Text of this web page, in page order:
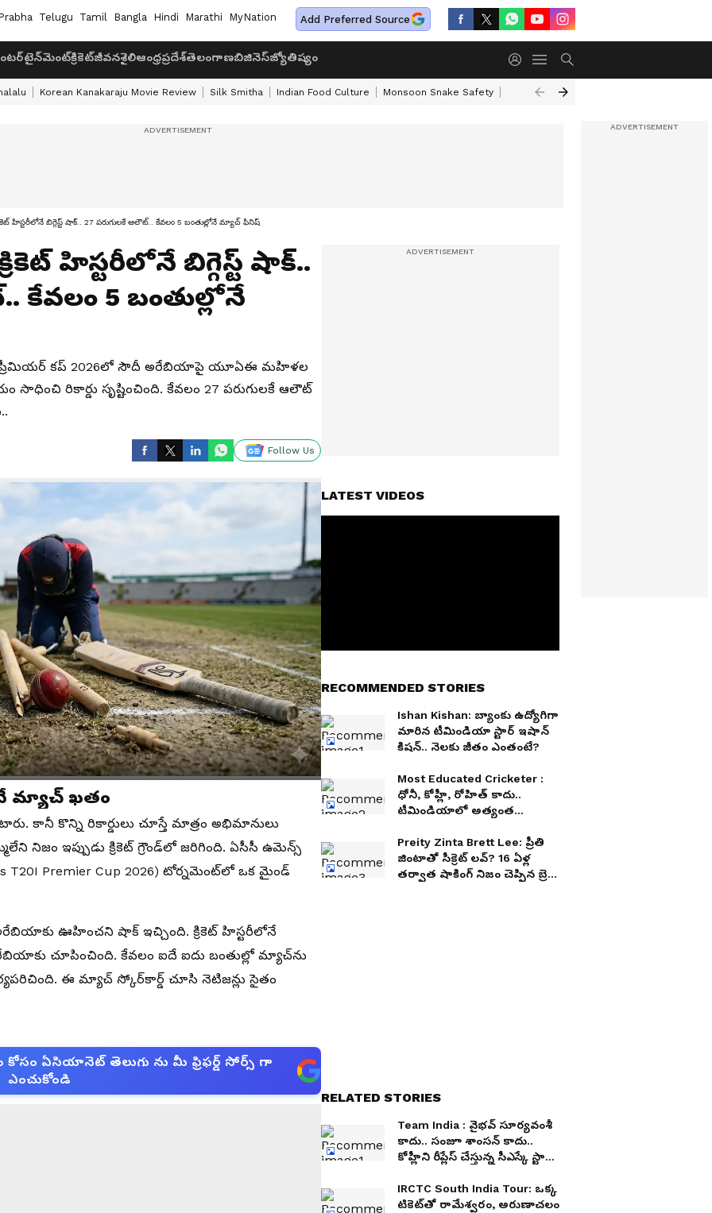
Telugu Tamil Bangla Hindi Marathi MyNation Add Preferred Source
క్రికెట్జీవనశైలిఆంధ్రప్రదేశ్తెలంగాణబిజినెస్జ్యోతిష్యం
Korean Kanakaraju Movie Review Silk Smitha Indian Food Culture Monsoon Snake Safety Akkineni Nageswara Rao
హిస్టరీలోనే బిగ్గెస్ట్ షాక్.. 27 పరుగులకే ఆలౌట్.. కేవలం 5 బంతుల్లోనే మ్యాచ్ ఫినిష్
హిస్టరీలోనే బిగ్గెస్ట్ షాక్..
కేవలం 5 బంతుల్లోనే
ప్రీమియర్ కప్ 2026లో సౌదీ అరేబియాపై యూఏఈ మహిళల
సాధించి రికార్డు సృష్టించింది. కేవలం 27 పరుగులకే ఆలౌట్
Follow Us
మ్యాచ్ ఖతం
కానీ కొన్ని రికార్డులు చూస్తే మాత్రం అభిమానులు
నిజం ఇప్పుడు క్రికెట్ గ్రౌండ్‌లో జరిగింది. ఏసీసీ ఉమెన్స్
T20I Premier Cup 2026) టోర్నమెంట్‌లో ఒక మైండ్
ఊహించని షాక్ ఇచ్చింది. క్రికెట్ హిస్టరీలోనే
చూపించింది. కేవలం ఐదే ఐదు బంతుల్లో మ్యాచ్‌ను
ఈ మ్యాచ్ స్కోర్‌కార్డ్ చూసి నెటిజన్లు సైతం
ఏసియానెట్ తెలుగు ను మీ ఫ్రిఫర్డ్ సోర్స్ గా
ఎంచుకోండి
LATEST VIDEOS
RECOMMENDED STORIES
Ishan Kishan: బ్యాంకు ఉద్యోగిగా
మారిన టీమిండియా స్టార్ ఇషాన్
కిషన్.. నెలకు జీతం ఎంతంటే?
Most Educated Cricketer :
ధోనీ, కోహ్లీ, రోహిత్ కాదు..
టీమిండియాలో అత్యంత
తెలుసా?
Preity Zinta Brett Lee: ప్రీతి
జింటాతో సీక్రెట్ లవ్? 16 ఏళ్ల
తర్వాత షాకింగ్ నిజం చెప్పిన బ్రెట్
RELATED STORIES
Team India : వైభవ్ సూర్యవంశీ
కాదు.. సంజూ శాంసన్ కాదు..
కోహ్లీని రీప్లేస్ చేస్తున్న సీఎస్కే స్టార్
IRCTC South India Tour: ఒక్క
టికెట్‌తో రామేశ్వరం, అరుణాచలం